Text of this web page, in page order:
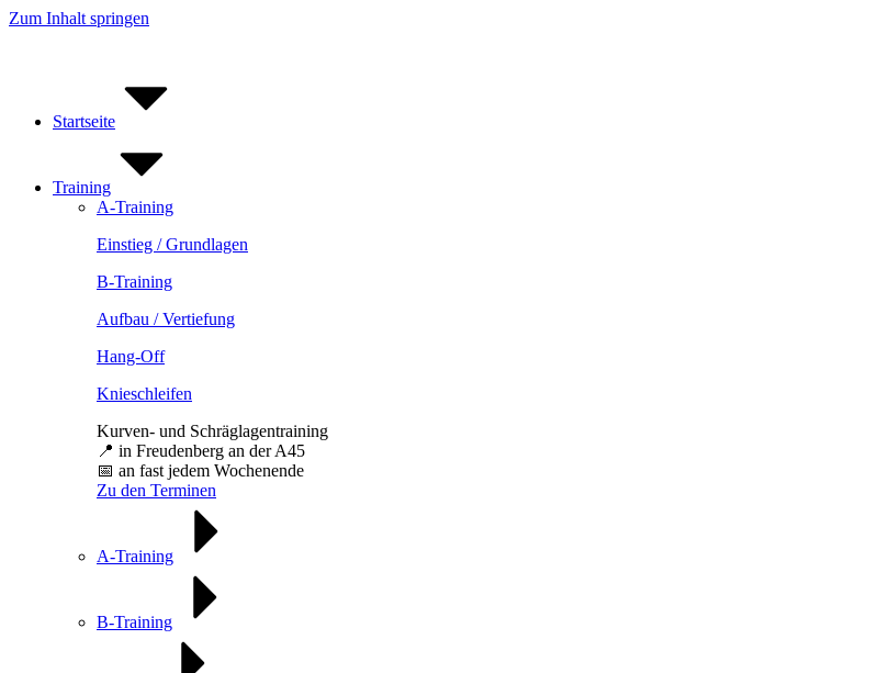
Zum Inhalt springen
Startseite
Training
A-Training
Einstieg / Grundlagen
B-Training
Aufbau / Vertiefung
Hang-Off
Knieschleifen
Kurven- und Schräglagentraining
📍 in Freudenberg an der A45
📅 an fast jedem Wochenende
Zu den Terminen
A-Training
B-Training